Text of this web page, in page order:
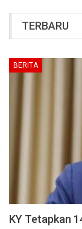
TERBARU
BERITA
KY Tetapkan